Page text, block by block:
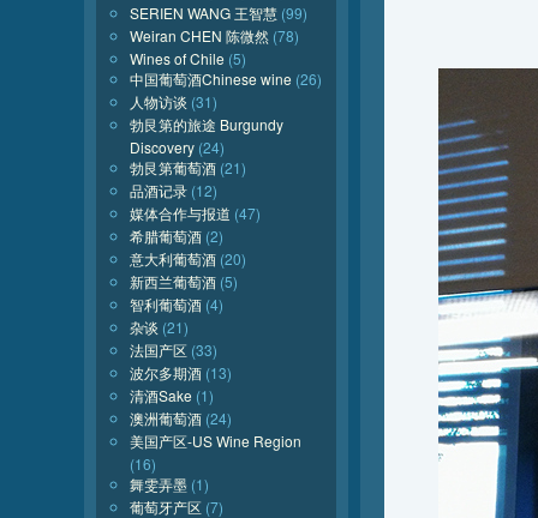
SERIEN WANG 王智慧 (99)
Weiran CHEN 陈微然 (78)
Wines of Chile (5)
中国葡萄酒Chinese wine (26)
人物访谈 (31)
勃艮第的旅途 Burgundy
Discovery (24)
勃艮第葡萄酒 (21)
品酒记录 (12)
媒体合作与报道 (47)
希腊葡萄酒 (2)
意大利葡萄酒 (20)
新西兰葡萄酒 (5)
智利葡萄酒 (4)
杂谈 (21)
法国产区 (33)
波尔多期酒 (13)
清酒Sake (1)
澳洲葡萄酒 (24)
美国产区-US Wine Region
(16)
舞雯弄墨 (1)
葡萄牙产区 (7)